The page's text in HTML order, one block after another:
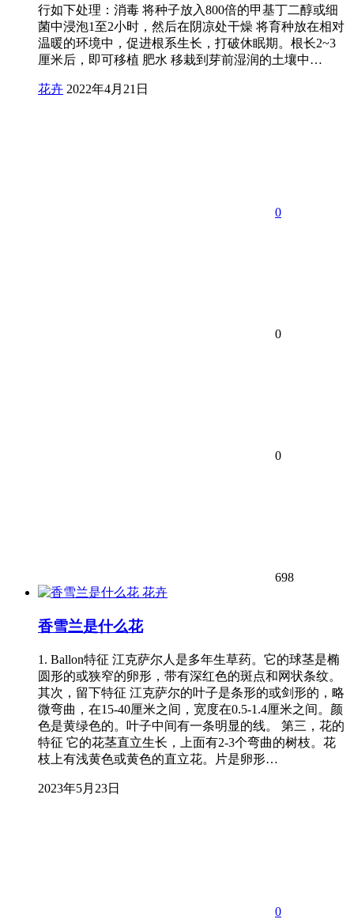
行如下处理：消毒 将种子放入800倍的甲基丁二醇或细
菌中浸泡1至2小时，然后在阴凉处干燥 将育种放在相对
温暖的环境中，促进根系生长，打破休眠期。根长2~3
厘米后，即可移植 肥水 移栽到芽前湿润的土壤中…
花卉 2022年4月21日
0
0
0
698
花卉
香雪兰是什么花
1. Ballon特征 江克萨尔人是多年生草药。它的球茎是椭
圆形的或狭窄的卵形，带有深红色的斑点和网状条纹。
其次，留下特征 江克萨尔的叶子是条形的或剑形的，略
微弯曲，在15-40厘米之间，宽度在0.5-1.4厘米之间。颜
色是黄绿色的。叶子中间有一条明显的线。 第三，花的
特征 它的花茎直立生长，上面有2-3个弯曲的树枝。花
枝上有浅黄色或黄色的直立花。片是卵形…
2023年5月23日
0